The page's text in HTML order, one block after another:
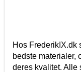
Hos FrederikIX.dk
bedste materialer,
deres kvalitet. Alle